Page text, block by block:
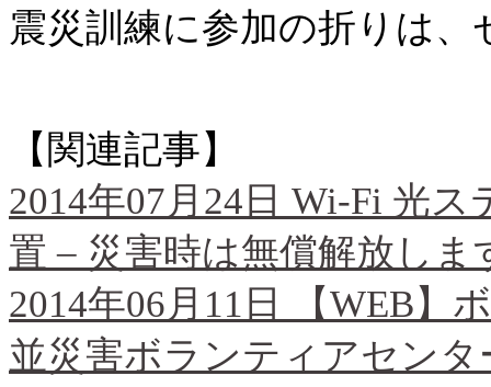
震災訓練に参加の折りは
【関連記事】
2014年07月24日 Wi-Fi 光
置 – 災害時は無償解放しま
2014年06月11日 【WEB】
並災害ボランティアセンタ